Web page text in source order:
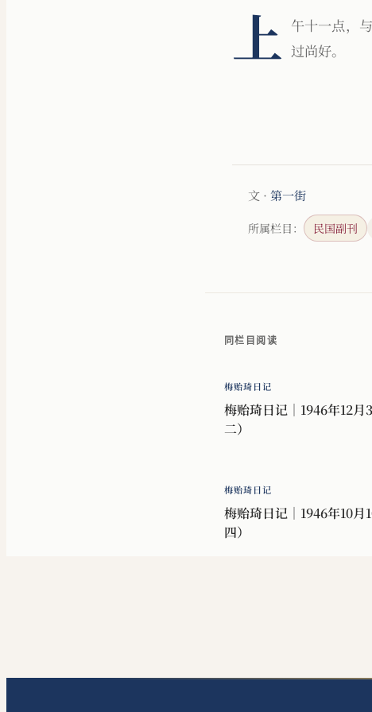
上
午十一点，
过尚好。
文 · 第一街
所属栏目： 民国副刊
同栏目阅读
梅贻琦日记
梅贻琦日记｜1946年12月
二）
梅贻琦日记
梅贻琦日记｜1946年10月
四）